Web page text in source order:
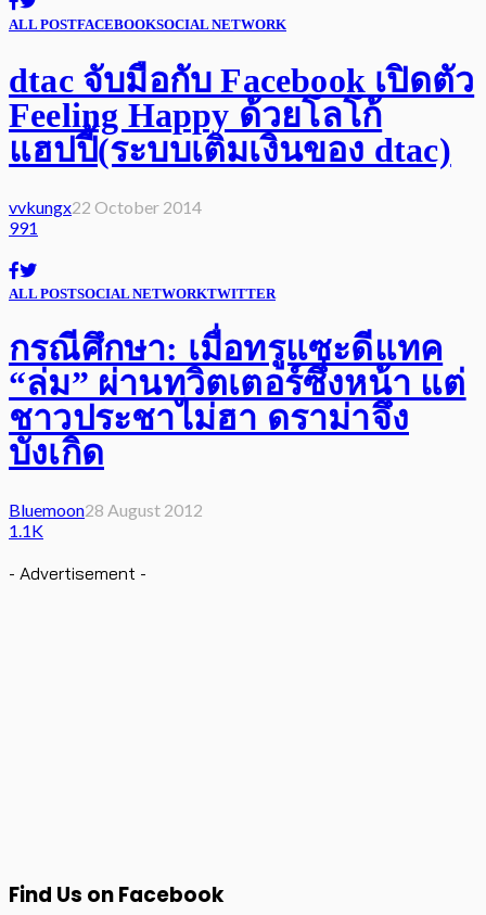
ALL POSTFACEBOOKSOCIAL NETWORK
dtac จับมือกับ Facebook เปิดตัว
Feeling Happy ด้วยโลโก้
แฮปปี้(ระบบเติมเงินของ dtac)
vvkungx22 October 2014
991
ALL POSTSOCIAL NETWORKTWITTER
กรณีศึกษา: เมื่อทรูแซะดีแทค
“ล่ม” ผ่านทวิตเตอร์ซึ่งหน้า แต่
ชาวประชาไม่ฮา ดราม่าจึง
บังเกิด
Bluemoon28 August 2012
1.1K
- Advertisement -
Find Us on Facebook